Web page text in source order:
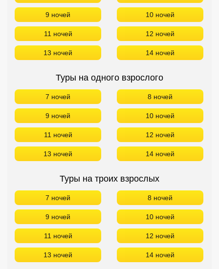
9 ночей 10 ночей
11 ночей 12 ночей
13 ночей 14 ночей
Туры на одного взрослого
7 ночей 8 ночей
9 ночей 10 ночей
11 ночей 12 ночей
13 ночей 14 ночей
Туры на троих взрослых
7 ночей 8 ночей
9 ночей 10 ночей
11 ночей 12 ночей
13 ночей 14 ночей
ТОП 10 лучших отелей 5*
ТОП 10 недорогих отелей
5*
звезды
Лучшие отели 3* звезды
Недорогие отели 3*
звезды
Сетевые отели Турции
Сетевые отели Египта
Сетевые отели ОАЭ
Сетевые отели Таиланда
Сетевые отели Шри Ланки